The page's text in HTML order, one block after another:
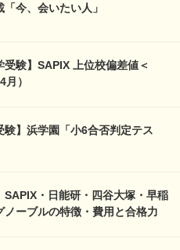
今、会いたい人」
験】SAPIX 上位校偏差値＜
）
】浜学園「小6合否判定テス
SAPIX・日能研・四谷大塚・早稲
ノーブルの特徴・費用と合格力